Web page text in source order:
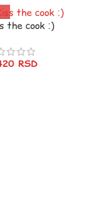
the cook :)
RSD